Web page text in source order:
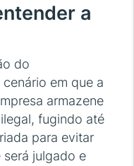
a
do
em que a
armazene
fugindo até
para evitar
será julgado e